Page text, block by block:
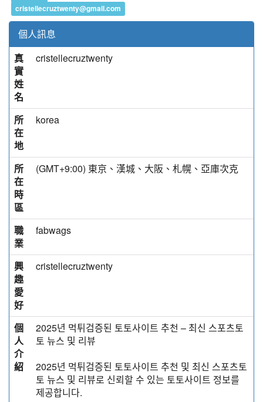
cristellecruztwenty@gmail.com
個人訊息
真
實
姓
名
cristellecruztwenty
所
在
地
korea
所
在
時
區
(GMT+9:00) 東京、漢城、大阪、札幌、亞庫次克
職
業
fabwags
興
趣
愛
好
cristellecruztwenty
個
人
介
紹
2025년 먹튀검증된 토토사이트 추천 – 최신 스포츠토
토 뉴스 및 리뷰
2025년 먹튀검증된 토토사이트 추천 및 최신 스포츠토
토 뉴스 및 리뷰로 신뢰할 수 있는 토토사이트 정보를
제공합니다.